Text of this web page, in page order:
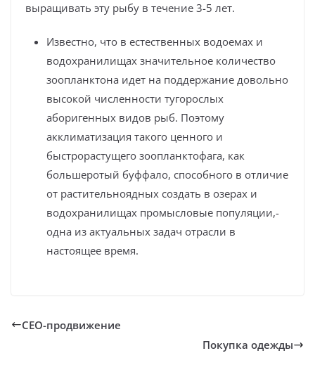
выращивать эту рыбу в течение 3-5 лет.
Известно, что в естественных водоемах и
водохранилищах значительное количество
зоопланктона идет на поддержание довольно
высокой численности тугорослых
аборигенных видов рыб. Поэтому
акклиматизация такого ценного и
быстрорастущего зоопланктофага, как
большеротый буффало, способного в отличие
от растительноядных создать в озерах и
водохранилищах промысловые популяции,-
одна из актуальных задач отрасли в
настоящее время.
СЕО-продвижение
Покупка одежды